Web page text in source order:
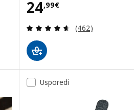
24,99€
Cijena 24,99€
Revizija: 4.6
(462)
Usporedi